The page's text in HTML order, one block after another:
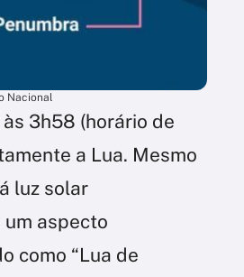
Nacional
3h58 (horário de
a Lua. Mesmo
luz solar
aspecto
como “Lua de